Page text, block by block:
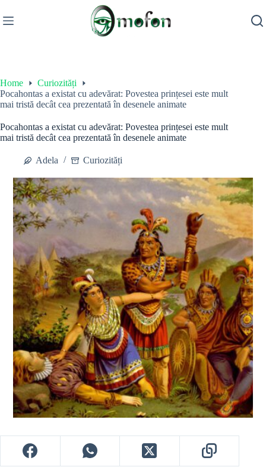
to
content
Home
Curiozități
Pocahontas a existat cu adevărat: Povestea prințesei este mult
mai tristă decât cea prezentată în desenele animate
Pocahontas a existat cu adevărat: Povestea prințesei este mult
mai tristă decât cea prezentată în desenele animate
Adela Curiozități